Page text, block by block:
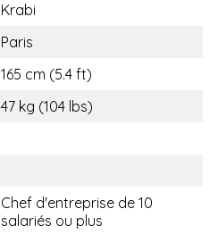
Krabi
Paris
165 cm (5.4 ft)
47 kg (104 lbs)
Chef d'entreprise de 10
salariés ou plus